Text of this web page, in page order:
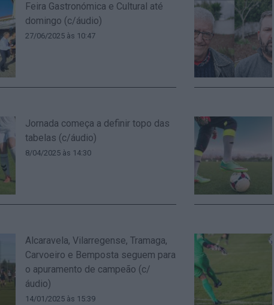
Feira Gastronómica e Cultural até
domingo (c/áudio)
27/06/2025 às 10:47
Jornada começa a definir topo das
tabelas (c/áudio)
8/04/2025 às 14:30
Alcaravela, Vilarregense, Tramaga,
Carvoeiro e Bemposta seguem para
o apuramento de campeão (c/
áudio)
14/01/2025 às 15:39